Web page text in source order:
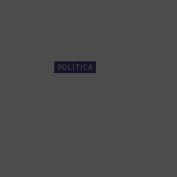
POLÍTICA